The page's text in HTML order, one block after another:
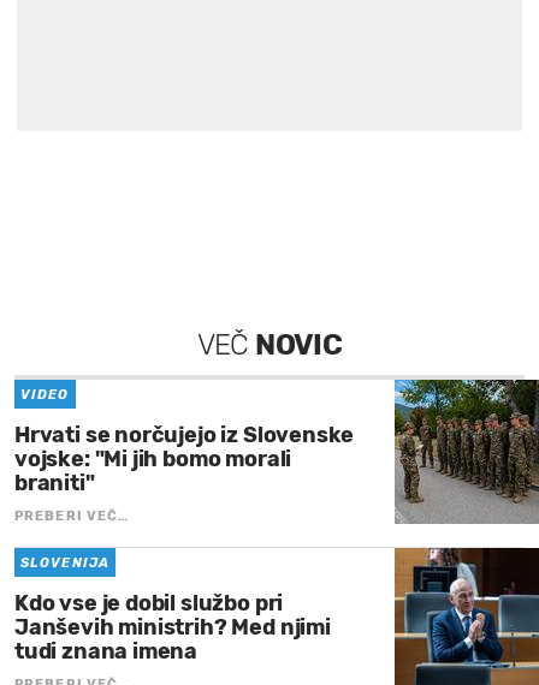
VEČ NOVIC
VIDEO
Hrvati se norčujejo iz Slovenske
vojske: "Mi jih bomo morali
braniti"
PREBERI VEČ…
SLOVENIJA
Kdo vse je dobil službo pri
Janševih ministrih? Med njimi
tudi znana imena